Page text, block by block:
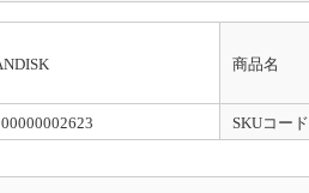
いて
ボイス対応様式です。特にご指定がない場合
隆商事株式会社]
のURLリンクが記載されています。そちら
商品名
SKUコード